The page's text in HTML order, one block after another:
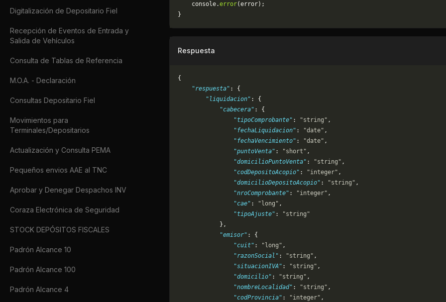
Digitalización de Depositario Fiel
Recepción de Eventos de Entrada y
Salida de Vehículos
Consulta de Tablas de Referencia
M.O.A. - Declaración
Consultas Depositario Fiel
Movimientos para
Terminales/Depositarios
Actualización y Consulta PEMA
Pequeños envios AAE al TNC
Aprobar y Denegar Despachos INV
Coraza Electrónica de Seguridad
STOCK DEPÓSITOS FISCALES
Padrón Alcance 10
Padrón Alcance 100
Padrón Alcance 4
	console.
error(error);
}
Respuesta
{
    "respuesta"
: {
        "liquidacion"
: {
            "cabecera"
: {
                "tipoComprobante"
: "string" ,
                "fechaLiquidacion"
: "date" ,
                "fechaVencimiento"
: "date" ,
                "puntoVenta"
: "short" ,
                "domicilioPuntoVenta"
: "string" ,
                "codDepositoAcopio"
: "integer" ,
                "domicilioDepositoAcopio"
: "string" ,
                "nroComprobante"
: "integer" ,
                "cae"
: "long" ,
                "tipoAjuste"
:
"string"
            },
            "emisor"
: {
                "cuit"
: "long" ,
                "razonSocial"
: "string" ,
                "situacionIVA"
: "string" ,
                "domicilio"
: "string" ,
                "nombreLocalidad"
: "string" ,
                "codProvincia"
: "integer" ,